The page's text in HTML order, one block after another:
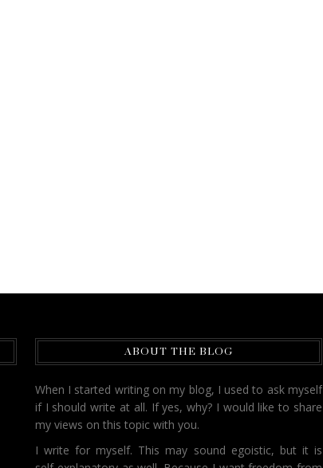
ABOUT THE BLOG
When I started writing on my blog, I used to ask myself
if I should write at all. If yes, why? I would like to share
my views on this topic with you.
I write for myself. This may sound egoistic, but it is